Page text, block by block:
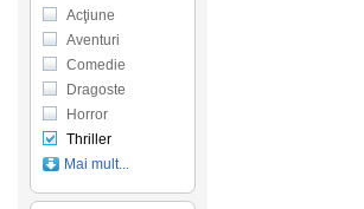
Acţiune
Aventuri
Comedie
Dragoste
Horror
Thriller
Mai mult...